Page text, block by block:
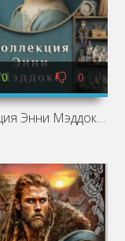
0 0
Коллекция Энни Мэддокс - Шарлотта Брандиш